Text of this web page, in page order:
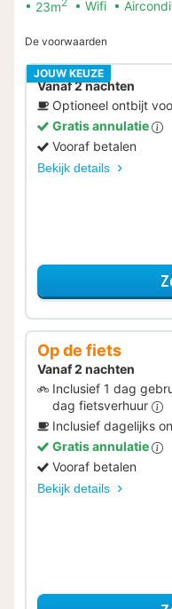
23m Wifi
De voorwaarden
JOUW KEUZE
Vanaf 2 nachten
Optioneel ontbijt
Gratis annulatie
Vooraf betalen
Bekijk details
Op de fiets
Vanaf 2 nachten
Inclusief 1 dag
dag fietsverhuur
Inclusief dagelijks
Gratis annulatie
Vooraf betalen
Bekijk details